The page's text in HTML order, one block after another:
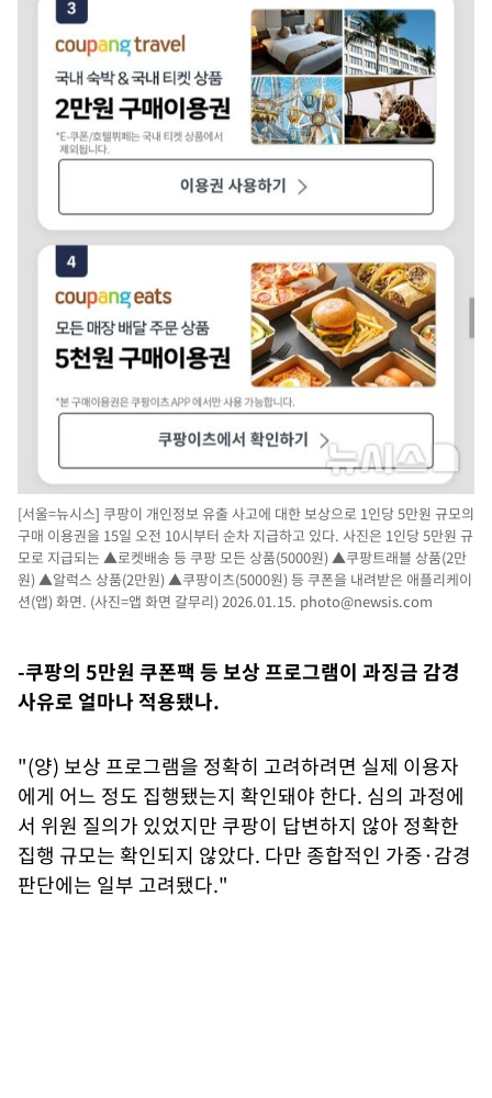
[서울=뉴시스] 쿠팡이 개인정보 유출 사고에 대한 보상으로 1인당 5만원 규모의
구매 이용권을 15일 오전 10시부터 순차 지급하고 있다. 사진은 1인당 5만원 규
모로 지급되는 ▲로켓배송 등 쿠팡 모든 상품(5000원) ▲쿠팡트래블 상품(2만
원) ▲알럭스 상품(2만원) ▲쿠팡이츠(5000원) 등 쿠폰을 내려받은 애플리케이
션(앱) 화면. (사진=앱 화면 갈무리) 2026.01.15. photo@newsis.com
-쿠팡의 5만원 쿠폰팩 등 보상 프로그램이 과징금 감경
사유로 얼마나 적용됐나.
"(양) 보상 프로그램을 정확히 고려하려면 실제 이용자
에게 어느 정도 집행됐는지 확인돼야 한다. 심의 과정에
서 위원 질의가 있었지만 쿠팡이 답변하지 않아 정확한
집행 규모는 확인되지 않았다. 다만 종합적인 가중·감경
판단에는 일부 고려됐다."